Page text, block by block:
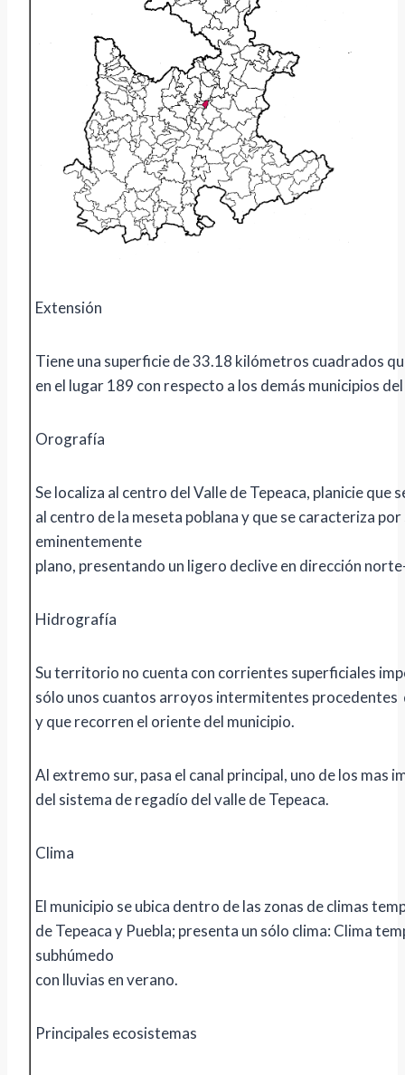
Extensión
Tiene una superficie de 33.18 kilómetros cuadrados
en el lugar 189 con respecto a los demás municipios
Orografía
Se localiza al centro del Valle de Tepeaca, planicie que
al centro de la meseta poblana y que se caracteriza por
eminentemente
plano, presentando un ligero declive en dirección
Hidrografía
Su territorio no cuenta con corrientes superficiales
sólo unos cuantos arroyos intermitentes procedentes
y que recorren el oriente del municipio.
Al extremo sur, pasa el canal principal, uno de los mas
del sistema de regadío del valle de Tepeaca.
Clima
El municipio se ubica dentro de las zonas de climas
de Tepeaca y Puebla; presenta un sólo clima: Clima
subhúmedo
con lluvias en verano.
Principales ecosistemas